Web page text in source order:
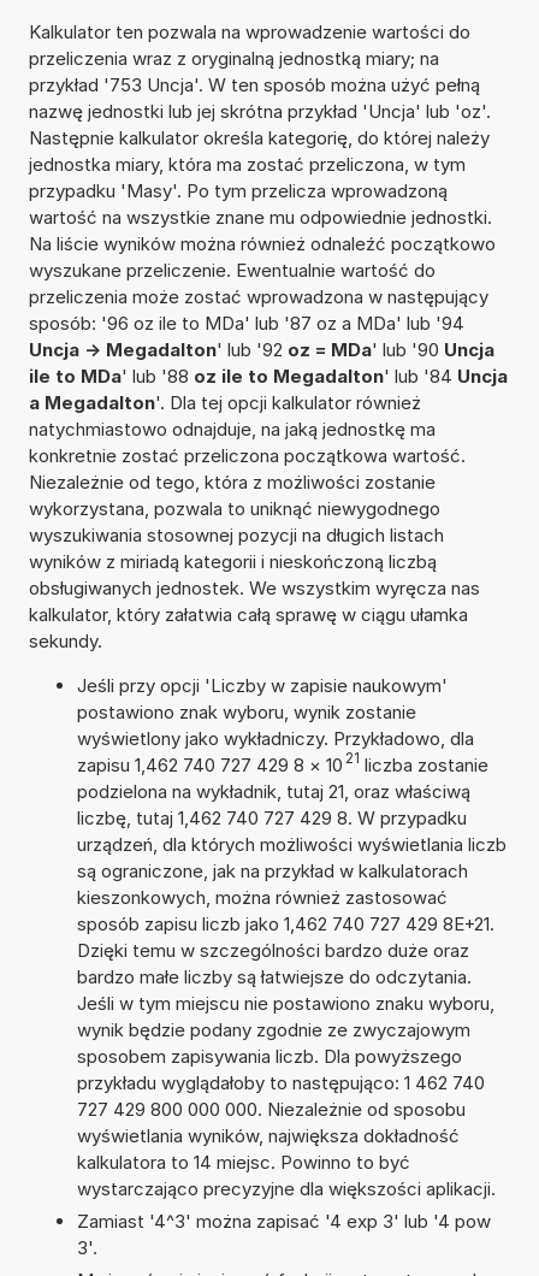
Kalkulator ten pozwala na wprowadzenie wartości do
przeliczenia wraz z oryginalną jednostką miary; na
przykład '753 Uncja'. W ten sposób można użyć pełną
nazwę jednostki lub jej skrótna przykład 'Uncja' lub 'oz'.
Następnie kalkulator określa kategorię, do której należy
jednostka miary, która ma zostać przeliczona, w tym
przypadku 'Masy'. Po tym przelicza wprowadzoną
wartość na wszystkie znane mu odpowiednie jednostki.
Na liście wyników można również odnaleźć początkowo
wyszukane przeliczenie. Ewentualnie wartość do
przeliczenia może zostać wprowadzona w następujący
sposób: '96 oz ile to MDa' lub '87 oz a MDa' lub '94
Uncja -> Megadalton' lub '92 oz = MDa' lub '90 Uncja
ile to MDa' lub '88 oz ile to Megadalton' lub '84 Uncja
a Megadalton'. Dla tej opcji kalkulator również
natychmiastowo odnajduje, na jaką jednostkę ma
konkretnie zostać przeliczona początkowa wartość.
Niezależnie od tego, która z możliwości zostanie
wykorzystana, pozwala to uniknąć niewygodnego
wyszukiwania stosownej pozycji na długich listach
wyników z miriadą kategorii i nieskończoną liczbą
obsługiwanych jednostek. We wszystkim wyręcza nas
kalkulator, który załatwia całą sprawę w ciągu ułamka
sekundy.
Jeśli przy opcji 'Liczby w zapisie naukowym'
postawiono znak wyboru, wynik zostanie
wyświetlony jako wykładniczy. Przykładowo, dla
zapisu 1,462 740 727 429 8 × 10 21 liczba zostanie
podzielona na wykładnik, tutaj 21, oraz właściwą
liczbę, tutaj 1,462 740 727 429 8. W przypadku
urządzeń, dla których możliwości wyświetlania liczb
są ograniczone, jak na przykład w kalkulatorach
kieszonkowych, można również zastosować
sposób zapisu liczb jako 1,462 740 727 429 8E+21.
Dzięki temu w szczególności bardzo duże oraz
bardzo małe liczby są łatwiejsze do odczytania.
Jeśli w tym miejscu nie postawiono znaku wyboru,
wynik będzie podany zgodnie ze zwyczajowym
sposobem zapisywania liczb. Dla powyższego
przykładu wyglądałoby to następująco: 1 462 740
727 429 800 000 000. Niezależnie od sposobu
wyświetlania wyników, największa dokładność
kalkulatora to 14 miejsc. Powinno to być
wystarczająco precyzyjne dla większości aplikacji.
Zamiast '4^3' można zapisać '4 exp 3' lub '4 pow
3'.